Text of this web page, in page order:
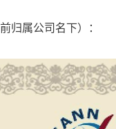
归属公司名下）：